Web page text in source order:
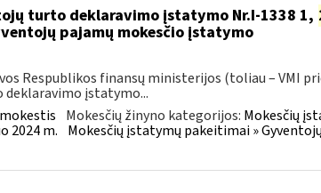
turto deklaravimo įstatymo Nr.I-1338 1,
pajamų mokesčio įstatymo
Respublikos finansų ministerijos (toliau – VMI
įstatymo...
Mokesčių žinyno kategorijos: Mokesčių
2024 m. Mokesčių įstatymų pakeitimai »